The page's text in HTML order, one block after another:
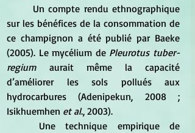
sur les bénéfices de la consommation de
ce champignon a été publié par Baeke
(2005). Le mycélium de Pleurotus tuber-
regium aurait même la capacité
d’améliorer les sols pollués aux
hydrocarbures (Adenipekun, 2008 ;
Isikhuemhen et al., 2003).